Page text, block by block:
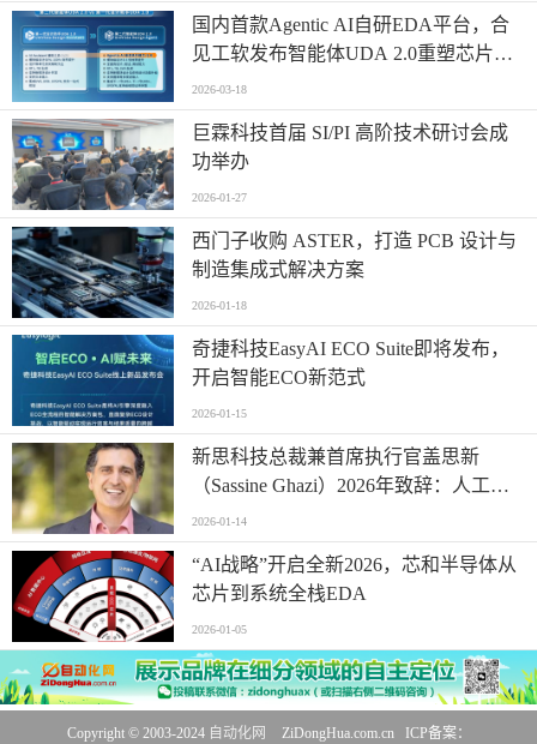
国内首款Agentic AI自研EDA平台，合
见工软发布智能体UDA 2.0重塑芯片设
计范式
2026-03-18
巨霖科技首届 SI/PI 高阶技术研讨会成
功举办
2026-01-27
西门子收购 ASTER，打造 PCB 设计与
制造集成式解决方案
2026-01-18
奇捷科技EasyAI ECO Suite即将发布，
开启智能ECO新范式
2026-01-15
新思科技总裁兼首席执行官盖思新
（Sassine Ghazi）2026年致辞：人工智
能时代重塑工程创新
2026-01-14
“AI战略”开启全新2026，芯和半导体从
芯片到系统全栈EDA
2026-01-05
Copyright © 2003-2024 自动化网 ZiDongHua.com.cn ICP备案：